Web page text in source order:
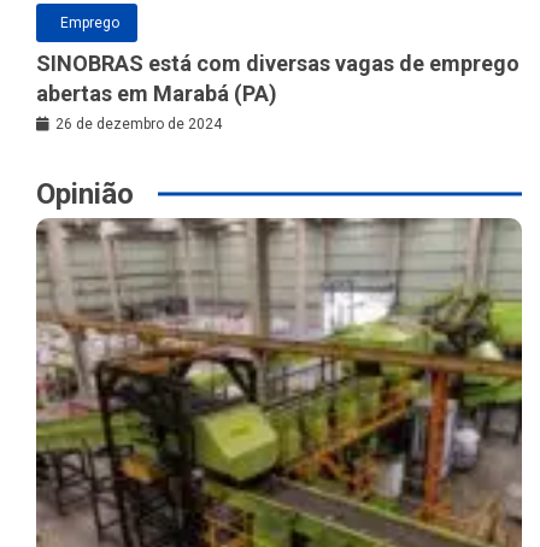
Emprego
SINOBRAS está com diversas vagas de emprego
abertas em Marabá (PA)
26 de dezembro de 2024
Opinião